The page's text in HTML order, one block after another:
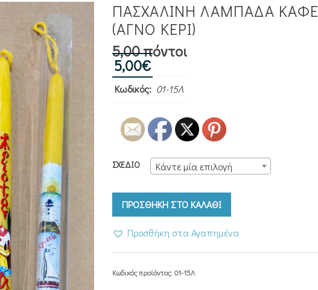
ΠΑΣΧΑΛΙΝΗ ΛΑΜΠΑΔΑ ΚΑΦΕ
(ΑΓΝΟ ΚΕΡΙ)
5,00 πόντοι
5,00€
Κωδικός: 01-15Λ
ΣΧΈΔΙΟ Κάντε μία επιλογή
ΠΡΟΣΘΗΚΗ ΣΤΟ ΚΑΛΑΘΙ
Προσθήκη στα Αγαπημένα
Κωδικός προϊόντος:01-15Λ